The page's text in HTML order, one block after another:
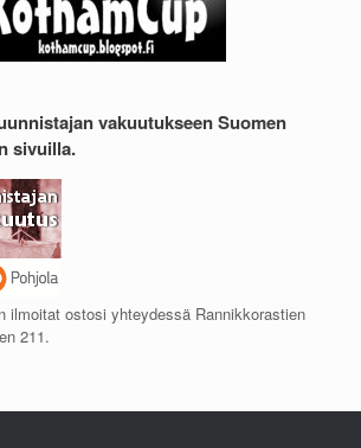
vakuutukseen Suomen
sivuilla.
ilmoitat ostosi yhteydessä Rannikkorastien
211.